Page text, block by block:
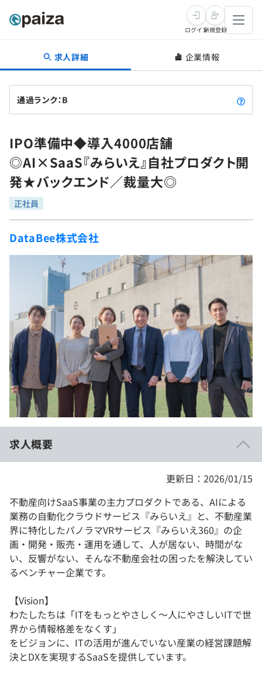
転職・キャリア
転職成功ガイド
転職エージェント
インタビュー
転職成功ガイド
新卒就活
求人検索
本選考
インターン
新卒エージェント
イベント・セミナー
就活成功ガイド
学習
問題集
4択課題
リファレンス
プラン
個人向けプラン
法人向けプラン
学校向けプラン
契約内容・クーポン
プログラミング言語
評価結果一覧
再チャレンジ結果一覧
ゲーム・マンガ
Tech Team Journal
paiza times
note
paizaとは？
ログイン新規登録
求人詳細 企業情報
通過ランク：B
IPO準備中◆導入4000店舗
◎AI×SaaS『みらいえ』自社プロダクト開
発★バックエンド／裁量大◎
正社員
DataBee株式会社
求人概要
更新日：2026/01/15
不動産向けSaaS事業の主力プロダクトである、AIによる
業務の自動化クラウドサービス『みらいえ』と、不動産業
界に特化したパノラマVRサービス『みらいえ360』の企
画・開発・販売・運用を通して、人が居ない、時間がな
い、反響がない、そんな不動産会社の困ったを解決してい
るベンチャー企業です。
【Vision】
わたしたちは「ITをもっとやさしく〜人にやさしいITで世
界から情報格差をなくす」
をビジョンに、ITの活用が進んでいない産業の経営課題解
決とDXを実現するSaaSを提供しています。